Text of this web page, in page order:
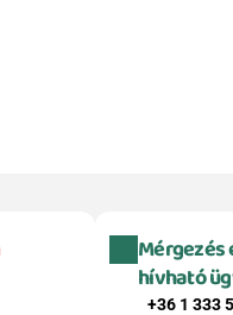
Mérgezés
hívható
+36 1 333